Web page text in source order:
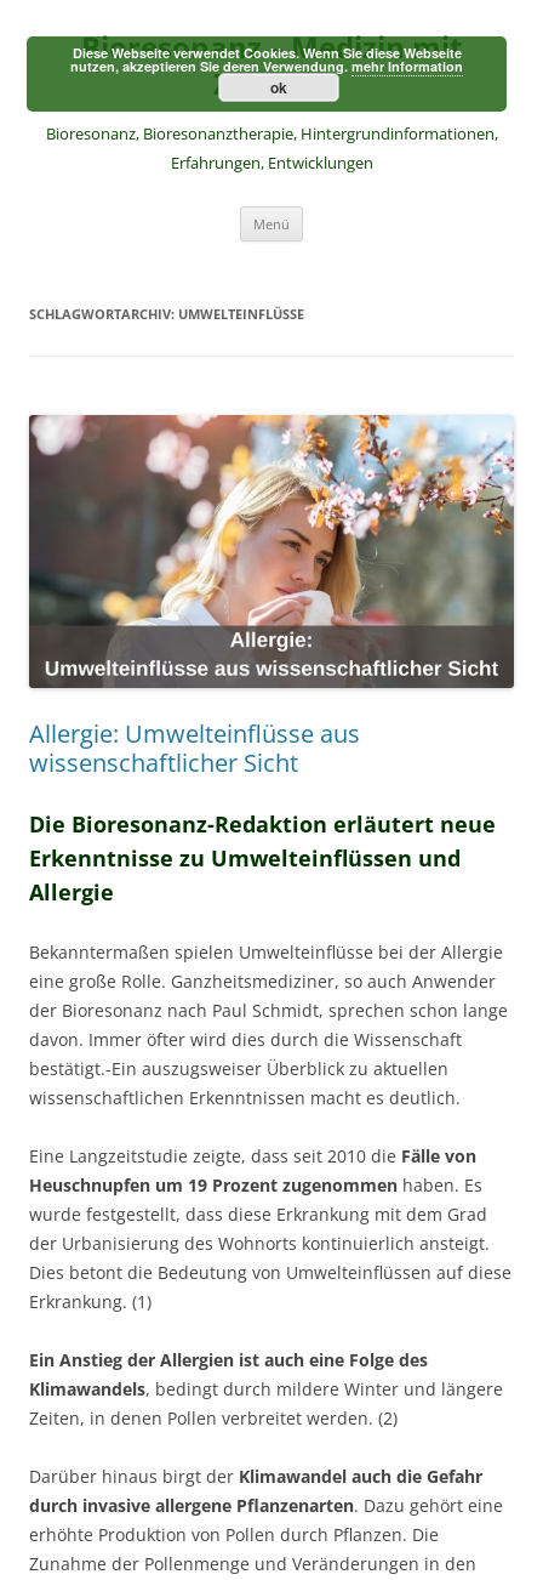
springenBioresonanz – Medizin mit
Zukunft
Bioresonanz, Bioresonanztherapie, Hintergrundinformationen,
Erfahrungen, Entwicklungen
Menü
SCHLAGWORTARCHIV: UMWELTEINFLÜSSE
Allergie: Umwelteinflüsse aus
wissenschaftlicher Sicht
Die Bioresonanz-Redaktion erläutert neue
Erkenntnisse zu Umwelteinflüssen und
Allergie
Bekanntermaßen spielen Umwelteinflüsse bei der Allergie
eine große Rolle. Ganzheitsmediziner, so auch Anwender
der Bioresonanz nach Paul Schmidt, sprechen schon lange
davon. Immer öfter wird dies durch die Wissenschaft
bestätigt.-Ein auszugsweiser Überblick zu aktuellen
wissenschaftlichen Erkenntnissen macht es deutlich.
Eine Langzeitstudie zeigte, dass seit 2010 die Fälle von
Heuschnupfen um 19 Prozent zugenommen haben. Es
wurde festgestellt, dass diese Erkrankung mit dem Grad
der Urbanisierung des Wohnorts kontinuierlich ansteigt.
Dies betont die Bedeutung von Umwelteinflüssen auf diese
Erkrankung. (1)
Ein Anstieg der Allergien ist auch eine Folge des
Klimawandels, bedingt durch mildere Winter und längere
Zeiten, in denen Pollen verbreitet werden. (2)
Darüber hinaus birgt der Klimawandel auch die Gefahr
durch invasive allergene Pflanzenarten. Dazu gehört eine
erhöhte Produktion von Pollen durch Pflanzen. Die
Zunahme der Pollenmenge und Veränderungen in den
Diese Webseite verwendet Cookies. Wenn Sie diese Webseite
nutzen, akzeptieren Sie deren Verwendung.mehr Information
ok